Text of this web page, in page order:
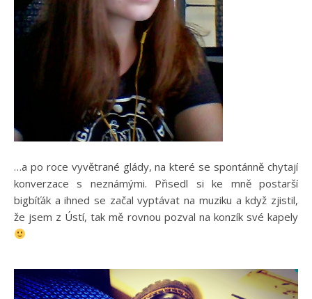
…a po roce vyvětrané glády, na které se spontánně chytají
konverzace s neznámými. Přisedl si ke mně postarší
bigbíťák a ihned se začal vyptávat na muziku a když zjistil,
že jsem z Ústí, tak mě rovnou pozval na konzík své kapely